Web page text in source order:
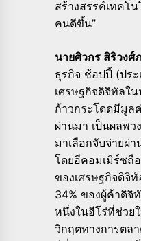
สร้างสรรค์เทคโ
คนดีขึ้น”
นายศิวกร สิริวง
ธุรกิจ ช้อปปี้ (ประ
เศรษฐกิจดิจิทัลใ
ก้าวกระโดดมีมูล
ผ่านมา เป็นผลพ
มาเลือกจับจ่ายผ่
โดยอีคอมเมิร์ซถื
ของเศรษฐกิจดิจิ
34% ของผู้ค้าดิจิ
หนึ่งในฮีโร่ที่ช่วย
วิกฤตทางการตล